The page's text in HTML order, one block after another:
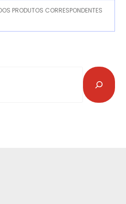
PRODUTOS CORRESPONDENTES